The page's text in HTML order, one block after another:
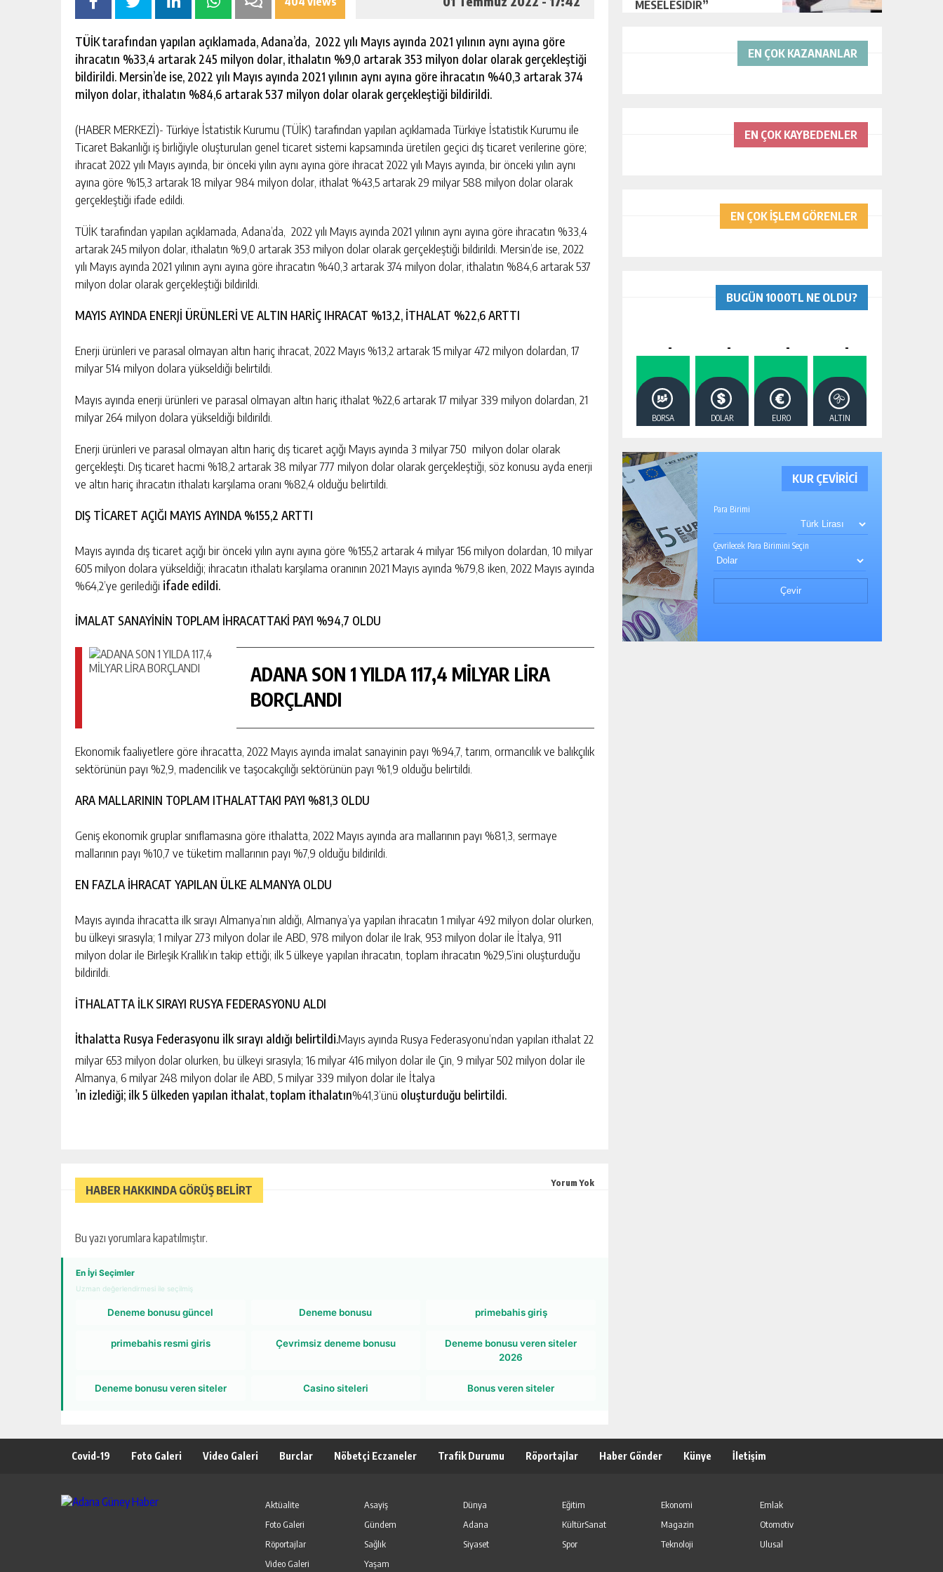
TÜİK tarafından yapılan açıklamada, Adana’da, 2022 yılı Mayıs ayında 2021 yılının aynı ayına göre
ihracatın %33,4 artarak 245 milyon dolar, ithalatın %9,0 artarak 353 milyon dolar olarak gerçekleştiği
bildirildi. Mersin’de ise, 2022 yılı Mayıs ayında 2021 yılının aynı ayına göre ihracatın %40,3 artarak 374
milyon dolar, ithalatın %84,6 artarak 537 milyon dolar olarak gerçekleştiği bildirildi.
(HABER MERKEZİ)- Türkiye İstatistik Kurumu (TÜİK) tarafından yapılan açıklamada Türkiye İstatistik Kurumu ile
Ticaret Bakanlığı iş birliğiyle oluşturulan genel ticaret sistemi kapsamında üretilen geçici dış ticaret verilerine göre;
ihracat 2022 yılı Mayıs ayında, bir önceki yılın aynı ayına göre ihracat 2022 yılı Mayıs ayında, bir önceki yılın aynı
ayına göre %15,3 artarak 18 milyar 984 milyon dolar, ithalat %43,5 artarak 29 milyar 588 milyon dolar olarak
gerçekleştiği ifade edildi.
TÜİK tarafından yapılan açıklamada, Adana’da, 2022 yılı Mayıs ayında 2021 yılının aynı ayına göre ihracatın %33,4
artarak 245 milyon dolar, ithalatın %9,0 artarak 353 milyon dolar olarak gerçekleştiği bildirildi. Mersin’de ise, 2022
yılı Mayıs ayında 2021 yılının aynı ayına göre ihracatın %40,3 artarak 374 milyon dolar, ithalatın %84,6 artarak 537
milyon dolar olarak gerçekleştiği bildirildi.
MAYIS AYINDA ENERJİ ÜRÜNLERİ VE ALTIN HARİÇ IHRACAT %13,2, İTHALAT %22,6 ARTTI
Enerji ürünleri ve parasal olmayan altın hariç ihracat, 2022 Mayıs %13,2 artarak 15 milyar 472 milyon dolardan, 17
milyar 514 milyon dolara yükseldiği belirtildi.
Mayıs ayında enerji ürünleri ve parasal olmayan altın hariç ithalat %22,6 artarak 17 milyar 339 milyon dolardan, 21
milyar 264 milyon dolara yükseldiği bildirildi.
Enerji ürünleri ve parasal olmayan altın hariç dış ticaret açığı Mayıs ayında 3 milyar 750 milyon dolar olarak
gerçekleşti. Dış ticaret hacmi %18,2 artarak 38 milyar 777 milyon dolar olarak gerçekleştiği, söz konusu ayda enerji
ve altın hariç ihracatın ithalatı karşılama oranı %82,4 olduğu belirtildi.
DIŞ TİCARET AÇIĞI MAYIS AYINDA %155,2 ARTTI
Mayıs ayında dış ticaret açığı bir önceki yılın aynı ayına göre %155,2 artarak 4 milyar 156 milyon dolardan, 10 milyar
605 milyon dolara yükseldiği; ihracatın ithalatı karşılama oranının 2021 Mayıs ayında %79,8 iken, 2022 Mayıs ayında
%64,2’ye gerilediği ifade edildi.
İMALAT SANAYİNİN TOPLAM İHRACATTAKİ PAYI %94,7 OLDU
ADANA SON 1 YILDA 117,4 MİLYAR LİRA
BORÇLANDI
Ekonomik faaliyetlere göre ihracatta, 2022 Mayıs ayında imalat sanayinin payı %94,7, tarım, ormancılık ve balıkçılık
sektörünün payı %2,9, madencilik ve taşocakçılığı sektörünün payı %1,9 olduğu belirtildi.
ARA MALLARININ TOPLAM ITHALATTAKI PAYI %81,3 OLDU
Geniş ekonomik gruplar sınıflamasına göre ithalatta, 2022 Mayıs ayında ara mallarının payı %81,3, sermaye
mallarının payı %10,7 ve tüketim mallarının payı %7,9 olduğu bildirildi.
EN FAZLA İHRACAT YAPILAN ÜLKE ALMANYA OLDU
Mayıs ayında ihracatta ilk sırayı Almanya’nın aldığı, Almanya’ya yapılan ihracatın 1 milyar 492 milyon dolar olurken,
bu ülkeyi sırasıyla; 1 milyar 273 milyon dolar ile ABD, 978 milyon dolar ile Irak, 953 milyon dolar ile İtalya, 911
milyon dolar ile Birleşik Krallık’ın takip ettiği; ilk 5 ülkeye yapılan ihracatın, toplam ihracatın %29,5’ini oluşturduğu
bildirildi.
İTHALATTA İLK SIRAYI RUSYA FEDERASYONU ALDI
İthalatta Rusya Federasyonu ilk sırayı aldığı belirtildi.Mayıs ayında Rusya Federasyonu’ndan yapılan ithalat 22
milyar 653 milyon dolar olurken, bu ülkeyi sırasıyla; 16 milyar 416 milyon dolar ile Çin, 9 milyar 502 milyon dolar ile
Almanya, 6 milyar 248 milyon dolar ile ABD, 5 milyar 339 milyon dolar ile İtalya
’ın izlediği; ilk 5 ülkeden yapılan ithalat, toplam ithalatın%41,3’ünü oluşturduğu belirtildi.
HABER HAKKINDA GÖRÜŞ BELİRT
Yorum Yok
Bu yazı yorumlara kapatılmıştır.
En İyi Seçimler
Uzman değerlendirmesi ile seçilmiş
Deneme bonusu güncel Deneme bonusu primebahis giriş
primebahis resmi giris Çevrimsiz deneme bonusu
Deneme bonusu veren siteler
2026
Deneme bonusu veren siteler Casino siteleri Bonus veren siteler
MESELESİDİR”
EN ÇOK KAZANANLAR
EN ÇOK KAYBEDENLER
EN ÇOK İŞLEM GÖRENLER
BUGÜN 1000TL NE OLDU?
-
BORSA
-
DOLAR
-
EURO
-
ALTIN
KUR ÇEVİRİCİ
Para Birimi
Çevrilecek Para Birimini Seçin
Çevir
Covid-19 Foto Galeri Video Galeri Burclar Nöbetçi Eczaneler Trafik Durumu Röportajlar Haber Gönder Künye İletişim
Aktüalite Asayiş Dünya Eğitim Ekonomi
Emlak
Foto Galeri
Gündem Adana KültürSanat Magazin
Otomotiv
Röportajlar
Sağlık Siyaset Spor Teknoloji
Ulusal
Video Galeri
Yaşam